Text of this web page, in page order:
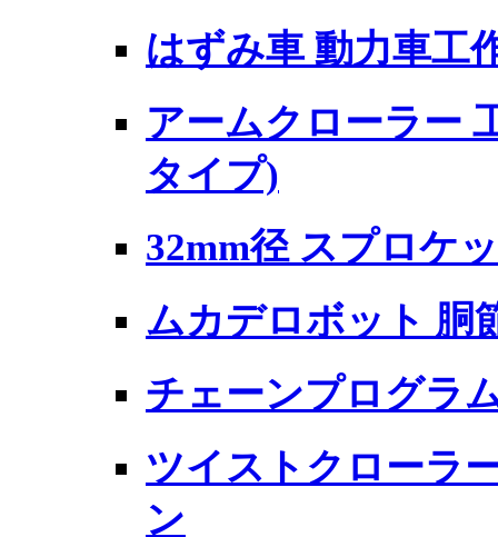
はずみ車 動力車工
アームクローラー
タイプ)
32mm径 スプロケ
ムカデロボット 胴
チェーンプログラ
ツイストクローラ
ン